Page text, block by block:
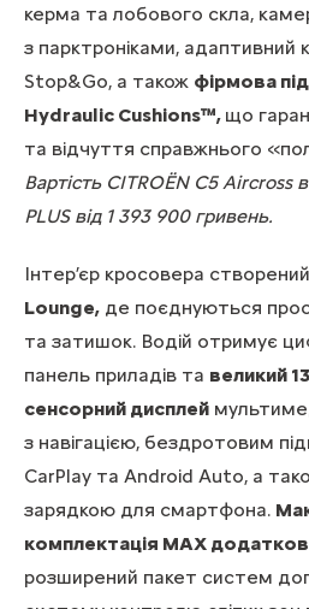
керма та лобового скла,
з парктроніками, адаптивний
Stop&Go, а також фірмова
Hydraulic Cushions™, що
та відчуття справжнього
Вартість CITROЁN C5 Aircross
PLUS від 1 393 900 гривень.
Інтер’єр кросовера створений
Lounge, де поєднуються
та затишок. Водій отримує
панель приладів та великий
сенсорний дисплей
з навігацією, бездротовим
CarPlay та Android Auto, а
зарядкою для смартфона.
комплектація MAX
розширений пакет систем